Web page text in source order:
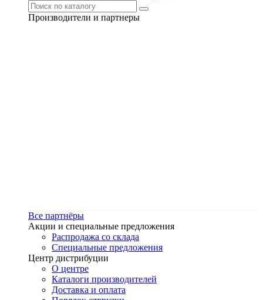
Производители и партнеры
Все партнёры
Акции и специальные предложения
Распродажа со склада
Специальные предложения
Центр дистрибуции
О центре
Каталоги производителей
Доставка и оплата